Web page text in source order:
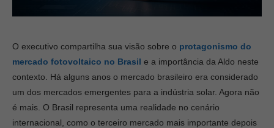
O executivo compartilha sua visão sobre o protagonismo do
mercado fotovoltaico no Brasil e a importância da Aldo neste
contexto. Há alguns anos o mercado brasileiro era considerado
um dos mercados emergentes para a indústria solar. Agora não
é mais. O Brasil representa uma realidade no cenário
internacional, como o terceiro mercado mais importante depois